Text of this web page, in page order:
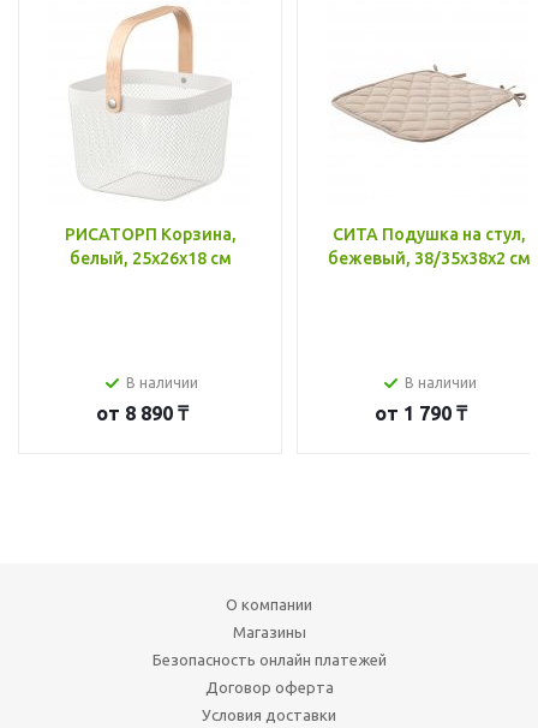
РИСАТОРП Корзина,
белый, 25x26x18 см
В наличии
от 8 890 ₸
СИТА Подушка на стул,
бежевый, 38/35x38x2 см
В наличии
от 1 790 ₸
О компании
Магазины
Безопасность онлайн платежей
Договор оферта
Условия доставки